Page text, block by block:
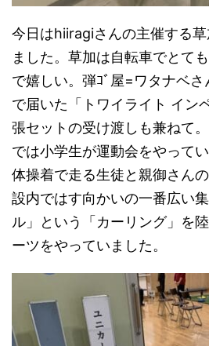
今日はhiiragiさんの主催する
ました。草加は自転車でとて
で嬉しい。弾ｺﾞ屋=ワタナベ
で届いた「トワイライト イン
張セットの受け渡しも兼ねて
では小学生が運動会をやって
体操着で走る生徒と親御さん
設内ではす向かいの一番広い
ル」という「カーリング」を
ーツをやっていました。